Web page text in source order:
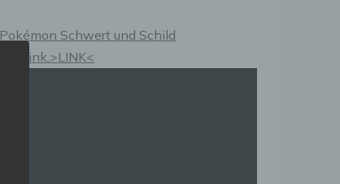
Pokémon Schwert und Schild
Kauflink.>LINK<